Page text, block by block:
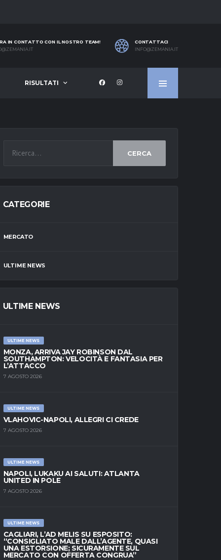
IN CONTATTO CON IL NOSTRO TEAM!
CONTATTACI
INFO@ZEMANIA.IT
RISULTATI
CERCA
CATEGORIE
MERCATO
ULTIME NEWS
ULTIME NEWS
ULTIME NEWS
MONZA, ARRIVA JAY ROBINSON DAL
SOUTHAMPTON: VELOCITÀ E FANTASIA PER
L’ATTACCO
7 AGOSTO 2026
ULTIME NEWS
VLAHOVIC-NAPOLI, ALLEGRI CI CREDE
7 AGOSTO 2026
ULTIME NEWS
NAPOLI, LUKAKU AI SALUTI: ATLANTA
UNITED IN POLE
7 AGOSTO 2026
ULTIME NEWS
CAGLIARI, L’AD MELIS SU ESPOSITO:
“CONSIGLIATO MALE DALL’AGENTE, QUASI
UNA ESTORSIONE; SICURAMENTE SUL
MERCATO CON OFFERTA CONGRUA”